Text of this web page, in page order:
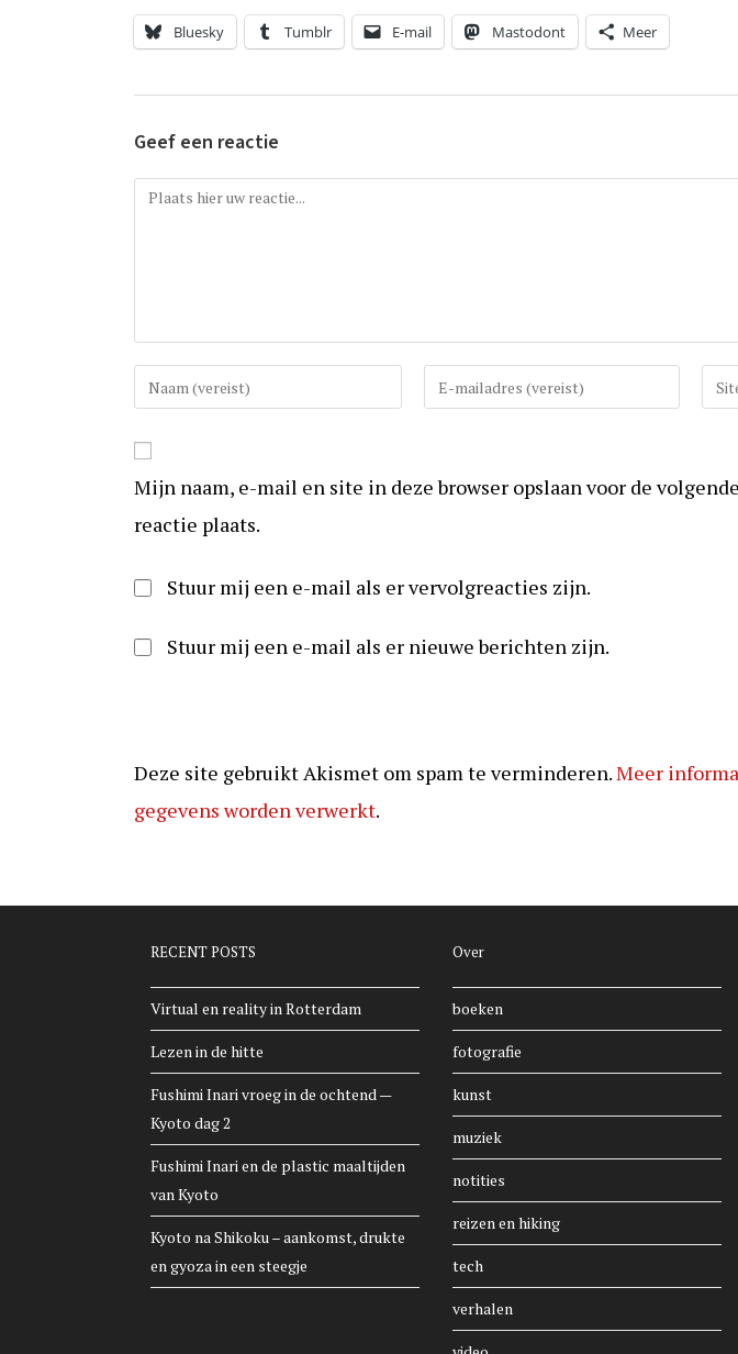
Bluesky Tumblr E-mail Mastodont Meer
Geef een reactie
Reactie
Vul
uw
in
om
te
Vul
uw
in
kunnen
reageren
Vul
uw
in
Mijn naam, e-mail en site in deze browser opslaan voor de
reactie plaats.
Stuur mij een e-mail als er vervolgreacties zijn.
Stuur mij een e-mail als er nieuwe berichten zijn.
Deze site gebruikt Akismet om spam te verminderen.Meer
gegevens worden verwerkt.
RECENT POSTS
Virtual en reality in Rotterdam
Lezen in de hitte
Fushimi Inari vroeg in de ochtend —
Kyoto dag 2
Fushimi Inari en de plastic maaltijden
van Kyoto
Kyoto na Shikoku – aankomst, drukte
en gyoza in een steegje
Over
boeken
fotografie
kunst
muziek
notities
reizen en hiking
tech
verhalen